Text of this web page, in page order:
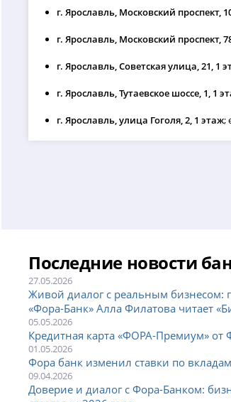
г. Ярославль, Московский проспект,
г. Ярославль, Московский проспект,
г. Ярославль, Советская улица, 21, 1
г. Ярославль, Тутаевское шоссе, 1, 1
г. Ярославль, улица Гоголя, 2, 1 этаж;
Последние новости
27.05.2026
Живой диалог с реальным бизнесом:
«Фора-Банк» Алла Филатова читает
05.05.2026
Кредитная карта «ФОРА-Премиум» от
01.05.2026
Фора банк изменил ставки по вкладам
09.04.2026
Доверие и диалог с Фора-Банком: